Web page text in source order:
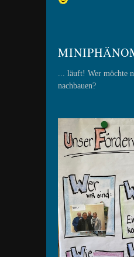
... läuft! Wer möchte
nachbauen?